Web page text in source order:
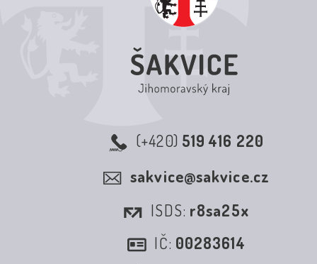
(+420) 519 416 220
sakvice@sakvice.cz
ISDS: r8sa25x
IČ: 00283614